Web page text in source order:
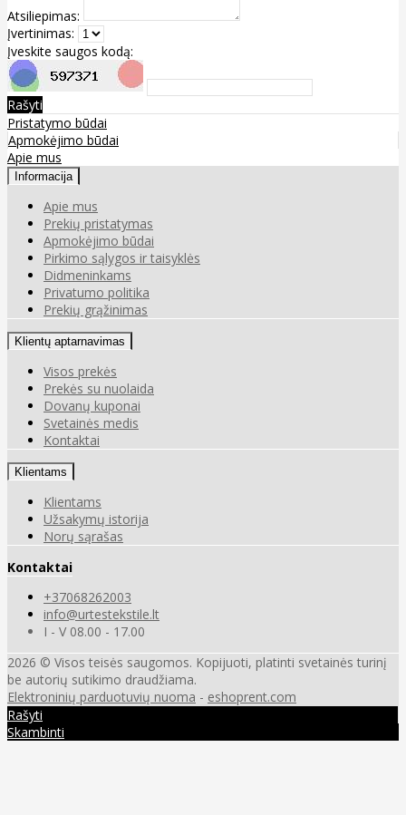
Atsiliepimas:
Įvertinimas:
Įveskite saugos kodą:
Rašyti
Pristatymo būdai
Apmokėjimo būdai
Apie mus
Informacija
Apie mus
Prekių pristatymas
Apmokėjimo būdai
Pirkimo sąlygos ir taisyklės
Didmeninkams
Privatumo politika
Prekių grąžinimas
Klientų aptarnavimas
Visos prekės
Prekės su nuolaida
Dovanų kuponai
Svetainės medis
Kontaktai
Klientams
Klientams
Užsakymų istorija
Norų sąrašas
Kontaktai
+37068262003
info@urtestekstile.lt
I - V 08.00 - 17.00
2026 © Visos teisės saugomos. Kopijuoti, platinti svetainės turinį
be autorių sutikimo draudžiama.
Elektroninių parduotuvių nuoma - eshoprent.com
Rašyti
Skambinti